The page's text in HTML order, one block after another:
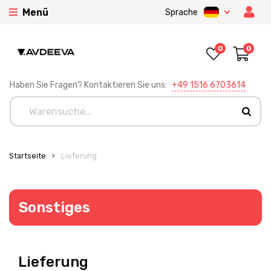
Menü Sprache
Haben Sie Fragen? Kontaktieren Sie uns: +49 1516 6703614
0 0
Startseite Lieferung
Sonstiges
Lieferung